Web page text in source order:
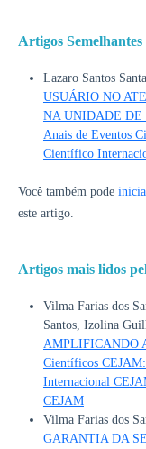
Artigos Semelhantes
Lazaro Santos
USUÁRIO NO
NA UNIDADE DE
Anais de Eventos
Científico
Você também pode
este artigo.
Artigos mais lidos
Vilma Farias dos
Santos, Izolina
AMPLIFICANDO
Científicos
Internacional
CEJAM
Vilma Farias dos
GARANTIA DA